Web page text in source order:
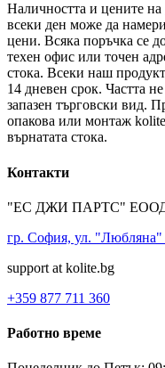
Наличността и цените на
всеки ден може да
цени. Всяка поръчка се
техен офис или точен
стока. Всеки наш
14 дневен срок. Частта
запазен търговски вид.
опакова или монтаж
върнатата стока.
Контакти
"ЕС ДЖИ ПАРТС" ЕООД
гр. София, ул.
support at kolite.bg
+359 877 711 360
Работно време